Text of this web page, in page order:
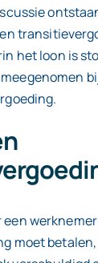
het loon is
moet betalen,